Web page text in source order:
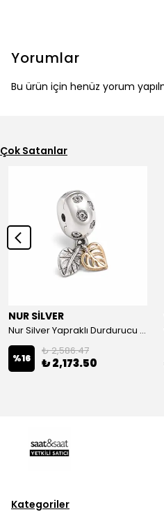
Yorumlar
Bu ürün için henüz yorum
Çok Satanlar
NUR SİLVER
Nur Silver Yapraklı Durdurucu Gümüş Charm - NUR-CM00501
%16
₺ 2,586.47
₺ 2,173.50
Kategoriler